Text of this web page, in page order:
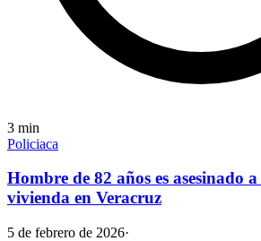
3 min
Policiaca
Hombre de 82 años es asesinado
vivienda en Veracruz
5 de febrero de 2026·